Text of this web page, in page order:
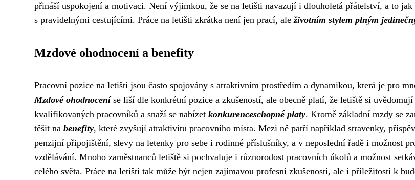
přináší uspokojení a motivaci. Není výjimkou, že se na letišti navazují i dlouholetá přátelství, a to
s pravidelnými cestujícími. Práce na letišti zkrátka není jen prací, aleživotním stylem plným
Mzdové ohodnocení a benefity
Pracovní pozice na letišti jsou často spojovány s atraktivním prostředím a dynamikou, která je pro
Mzdové ohodnoceníse liší dle konkrétní pozice a zkušeností, ale obecně platí, že letiště si
kvalifikovaných pracovníků a snaží se nabízet konkurenceschopné platy. Kromě základní mzdy se
těšit na benefity, které zvyšují atraktivitu pracovního místa. Mezi ně patří například stravenky,
penzijní připojištění, slevy na letenky pro sebe i rodinné příslušníky, a v neposlední řadě i možnost
vzdělávání. Mnoho zaměstnanců letiště si pochvaluje i různorodost pracovních úkolů a možnost
celého světa. Práce na letišti tak může být nejen zajímavou profesní zkušeností, ale i příležitostí k